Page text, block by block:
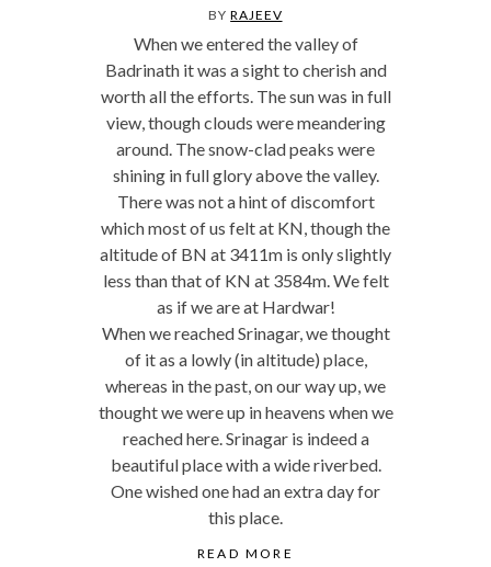
BYRAJEEV
When we entered the valley of
Badrinath it was a sight to cherish and
worth all the efforts. The sun was in full
view, though clouds were meandering
around. The snow-clad peaks were
shining in full glory above the valley.
There was not a hint of discomfort
which most of us felt at KN, though the
altitude of BN at 3411m is only slightly
less than that of KN at 3584m. We felt
as if we are at Hardwar!
When we reached Srinagar, we thought
of it as a lowly (in altitude) place,
whereas in the past, on our way up, we
thought we were up in heavens when we
reached here. Srinagar is indeed a
beautiful place with a wide riverbed.
One wished one had an extra day for
this place.
READ MORE